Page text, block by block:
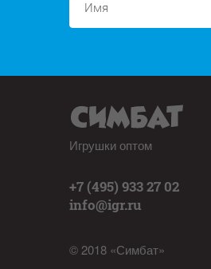
Игрушки оптом
+7 (495) 933 27 02
info@igr.ru
© 2018 «Симбат»